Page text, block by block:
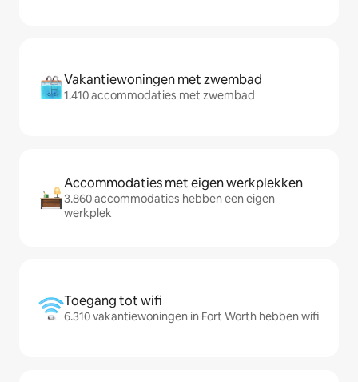
Vakantiewoningen met zwembad
1.410 accommodaties met zwembad
Accommodaties met eigen werkplekken
3.860 accommodaties hebben een eigen
werkplek
Toegang tot wifi
6.310 vakantiewoningen in Fort Worth hebben wifi